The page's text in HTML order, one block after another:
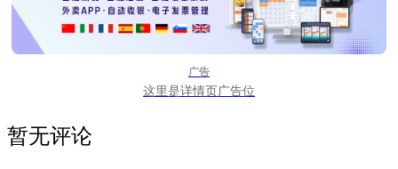
广告
这里是详情页广告位
暂无评论